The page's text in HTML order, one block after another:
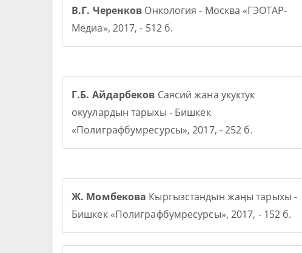
В.Г. Черенков Онкология - Москва «ГЭОТАР-
Медиа», 2017, - 512 б.
Г.Б. Айдарбеков Саясий жана укуктук
окуулардын тарыхы - Бишкек
«Полиграфбумресурсы», 2017, - 252 б.
Ж. Момбекова Кыргызстандын жаңы тарыхы -
Бишкек «Полиграфбумресурсы», 2017, - 152 б.